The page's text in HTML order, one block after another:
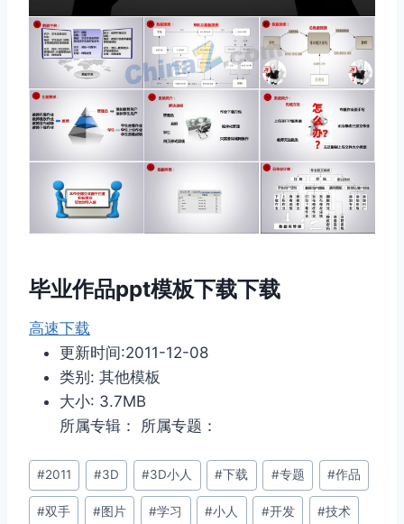
毕业作品ppt模板下载下载
高速下载
更新时间:2011-12-08
类别: 其他模板
大小: 3.7MB
所属专辑： 所属专题：
文
章
标
#2011 #3D #3D小人 #下载 #专题 #作品
#双手 #图片 #学习 #小人 #开发 #技术